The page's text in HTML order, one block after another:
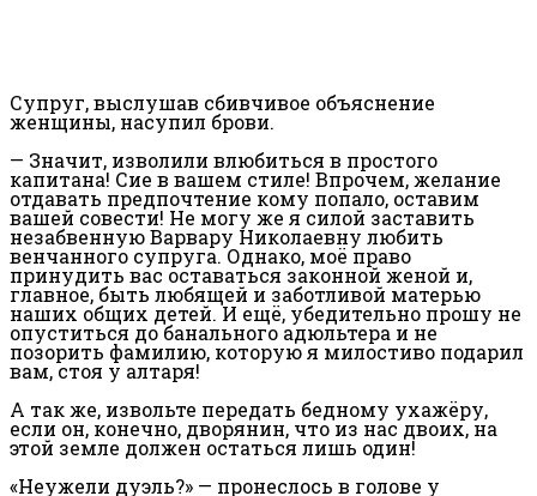
Супруг, выслушав сбивчивое объяснение
женщины, насупил брови.
— Значит, изволили влюбиться в простого
капитана! Сие в вашем стиле! Впрочем, желание
отдавать предпочтение кому попало, оставим
вашей совести! Не могу же я силой заставить
незабвенную Варвару Николаевну любить
венчанного супруга. Однако, моё право
принудить вас оставаться законной женой и,
главное, быть любящей и заботливой матерью
наших общих детей. И ещё, убедительно прошу не
опуститься до банального адюльтера и не
позорить фамилию, которую я милостиво подарил
вам, стоя у алтаря!
А так же, извольте передать бедному ухажёру,
если он, конечно, дворянин, что из нас двоих, на
этой земле должен остаться лишь один!
«Неужели дуэль?» — пронеслось в голове у